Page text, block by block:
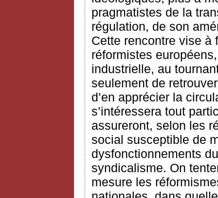
pragmatistes de la
régulation, de son
Cette rencontre vise à
réformistes
industrielle, au
seulement de
d’en apprécier la
s’intéressera tout
assureront, selon les
social susceptible de
dysfonctionnements
syndicalisme. On
mesure les